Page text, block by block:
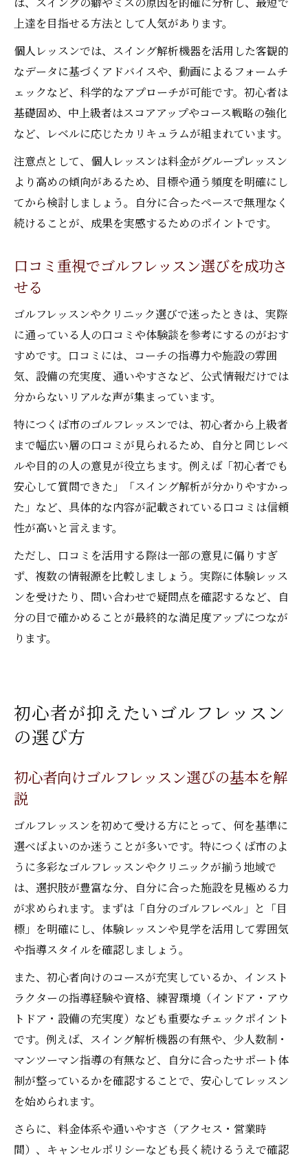
上達を目指せる方法として人気があります。
個人レッスンでは、スイング解析機器を活用した客観的
なデータに基づくアドバイスや、動画によるフォームチ
ェックなど、科学的なアプローチが可能です。初心者は
基礎固め、中上級者はスコアアップやコース戦略の強化
など、レベルに応じたカリキュラムが組まれています。
注意点として、個人レッスンは料金がグループレッスン
より高めの傾向があるため、目標や通う頻度を明確にし
てから検討しましょう。自分に合ったペースで無理なく
続けることが、成果を実感するためのポイントです。
口コミ重視でゴルフレッスン選びを成功さ
せる
ゴルフレッスンやクリニック選びで迷ったときは、実際
に通っている人の口コミや体験談を参考にするのがおす
すめです。口コミには、コーチの指導力や施設の雰囲
気、設備の充実度、通いやすさなど、公式情報だけでは
分からないリアルな声が集まっています。
特につくば市のゴルフレッスンでは、初心者から上級者
まで幅広い層の口コミが見られるため、自分と同じレベ
ルや目的の人の意見が役立ちます。例えば「初心者でも
安心して質問できた」「スイング解析が分かりやすかっ
た」など、具体的な内容が記載されている口コミは信頼
性が高いと言えます。
ただし、口コミを活用する際は一部の意見に偏りすぎ
ず、複数の情報源を比較しましょう。実際に体験レッス
ンを受けたり、問い合わせで疑問点を確認するなど、自
分の目で確かめることが最終的な満足度アップにつなが
ります。
初心者が抑えたいゴルフレッスン
の選び方
初心者向けゴルフレッスン選びの基本を解
説
ゴルフレッスンを初めて受ける方にとって、何を基準に
選べばよいのか迷うことが多いです。特につくば市のよ
うに多彩なゴルフレッスンやクリニックが揃う地域で
は、選択肢が豊富な分、自分に合った施設を見極める力
が求められます。まずは「自分のゴルフレベル」と「目
標」を明確にし、体験レッスンや見学を活用して雰囲気
や指導スタイルを確認しましょう。
また、初心者向けのコースが充実しているか、インスト
ラクターの指導経験や資格、練習環境（インドア・アウ
トドア・設備の充実度）なども重要なチェックポイント
です。例えば、スイング解析機器の有無や、少人数制・
マンツーマン指導の有無など、自分に合ったサポート体
制が整っているかを確認することで、安心してレッスン
を始められます。
さらに、料金体系や通いやすさ（アクセス・営業時
間）、キャンセルポリシーなども長く続けるうえで確認